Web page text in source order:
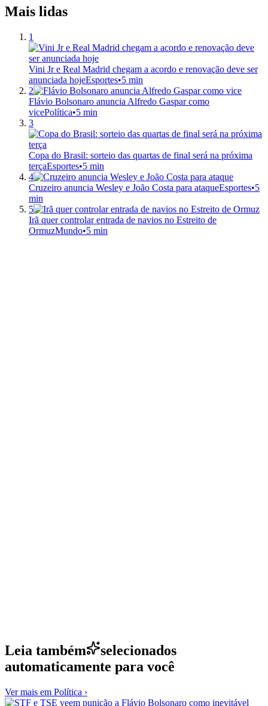
Mais lidas
1
Vini Jr e Real Madrid chegam a acordo e renovação deve ser
anunciada hojeEsportes•5 min
2
Flávio Bolsonaro anuncia Alfredo Gaspar como
vicePolítica•5 min
3
Copa do Brasil: sorteio das quartas de final será na próxima
terçaEsportes•5 min
4
Cruzeiro anuncia Wesley e João Costa para ataqueEsportes•5
min
5
Irã quer controlar entrada de navios no Estreito de
OrmuzMundo•5 min
Leia também
selecionados
automaticamente para você
Ver mais em Política ›